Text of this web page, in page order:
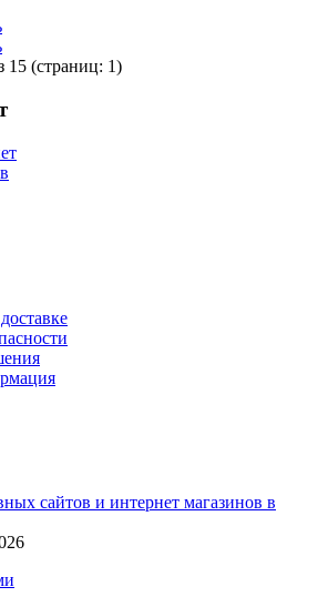
15 (страниц: 1)
сайтов и интернет магазинов в